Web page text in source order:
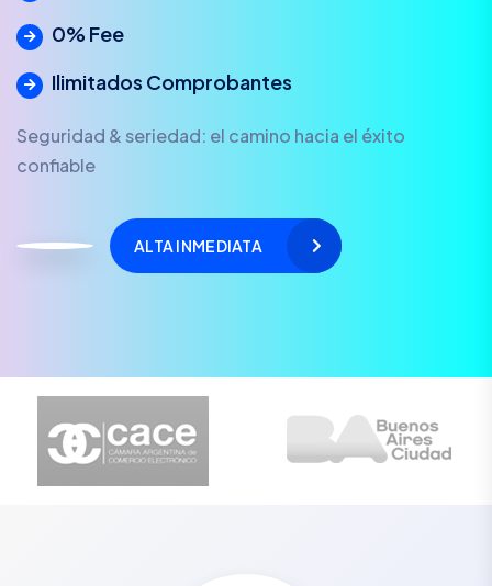
0% Fee
Ilimitados Comprobantes
Seguridad & seriedad: el camino hacia el éxito
confiable
ALTA INMEDIATA